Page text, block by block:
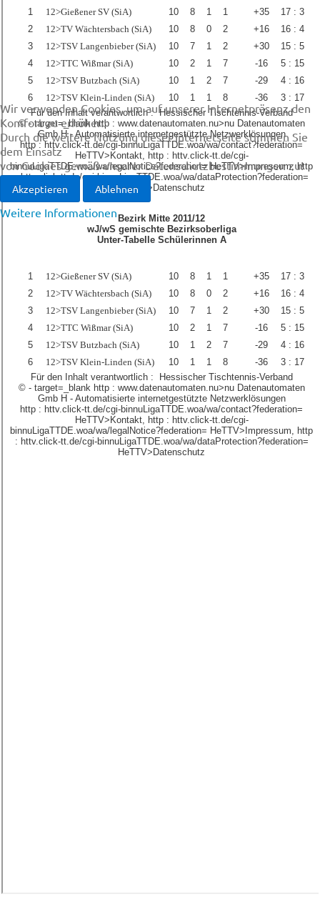
Wir verwenden Cookies, um auf unserer Internetpräsenz den
Komfort zu erhöhen!
Durch die weitere Nutzung dieser Internetseite stimmen Sie
dem Einsatz
von Cookies gemäß unserer Datenschutzbestimmungen zu!
Akzeptieren Ablehnen
Weitere Informationen